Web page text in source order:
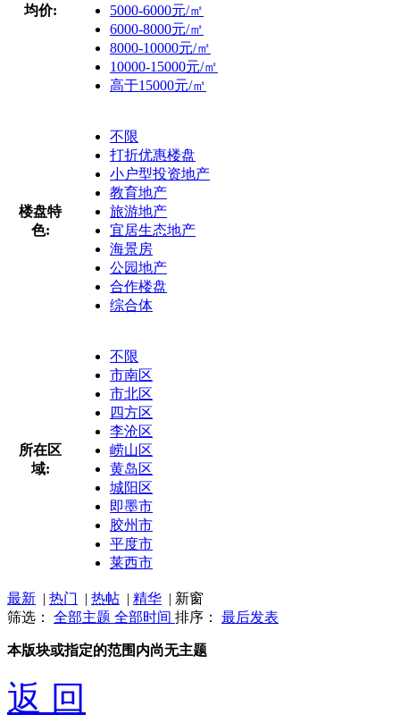
均价:
5000-6000元/㎡
6000-8000元/㎡
8000-10000元/㎡
10000-15000元/㎡
高于15000元/㎡
楼盘特
色:
不限
打折优惠楼盘
小户型投资地产
教育地产
旅游地产
宜居生态地产
海景房
公园地产
合作楼盘
综合体
所在区
域:
不限
市南区
市北区
四方区
李沧区
崂山区
黄岛区
城阳区
即墨市
胶州市
平度市
莱西市
最新 | 热门 | 热帖 | 精华 | 新窗
筛选： 全部主题 全部时间 排序： 最后发表
本版块或指定的范围内尚无主题
返 回